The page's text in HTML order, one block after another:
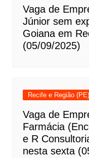
Vaga de
Júnior sem
Goiana em
(05/09/2025)
Recife e Região (PE)
Vaga de
Farmácia
e R
nesta sexta